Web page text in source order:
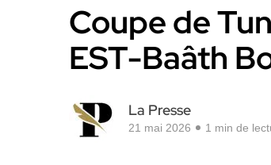
Coupe de
EST-Baâth
La Presse
21 mai 2026 1 min de